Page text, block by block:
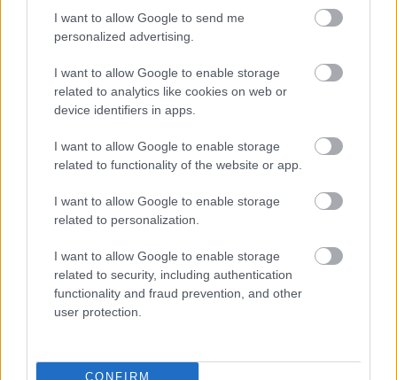
I want to allow Google to send me
personalized advertising.
I want to allow Google to enable storage
related to analytics like cookies on web or
device identifiers in apps.
I want to allow Google to enable storage
related to functionality of the website or app.
I want to allow Google to enable storage
related to personalization.
I want to allow Google to enable storage
related to security, including authentication
functionality and fraud prevention, and other
user protection.
CONFIRM
SZEMBE MERSZ NÉZNI AZZAL, AKIVÉ
A HAGYOMÁNY ÉS A KORTÁRS DIVAT
TALÁLKOZÁSA – „KIS FEKETE” DIVATBEMUTATÓ